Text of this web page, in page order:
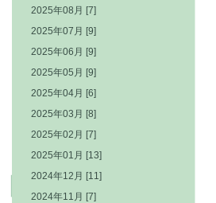
2025年08月 [7]
2025年07月 [9]
2025年06月 [9]
2025年05月 [9]
2025年04月 [6]
2025年03月 [8]
2025年02月 [7]
2025年01月 [13]
2024年12月 [11]
2024年11月 [7]